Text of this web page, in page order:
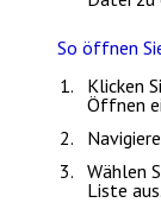
So öffnen
Klicken
Öffnen
Wählen
Liste aus.